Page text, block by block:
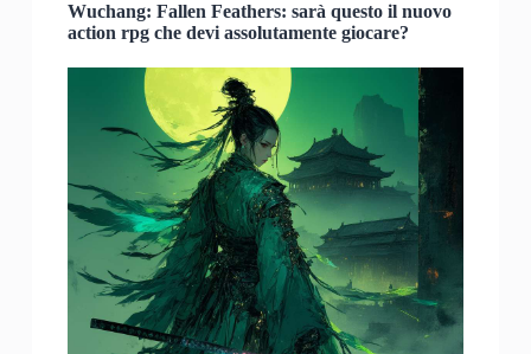
Wuchang: Fallen Feathers: sarà questo il nuovo
action rpg che devi assolutamente giocare?